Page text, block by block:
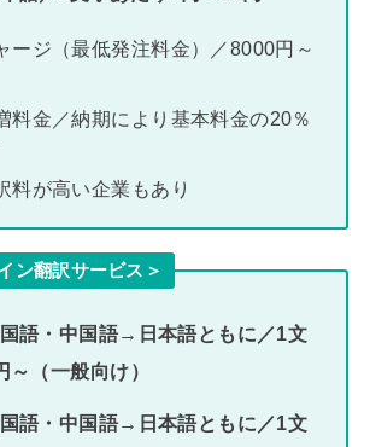
ージ（最低発注料金）／8000円～
料金／納期により基本料金の20％
料が高い企業もあり
ン翻訳サービス＞
語・中国語→日本語ともに／1文
～（一般向け）
語・中国語→日本語ともに／1文